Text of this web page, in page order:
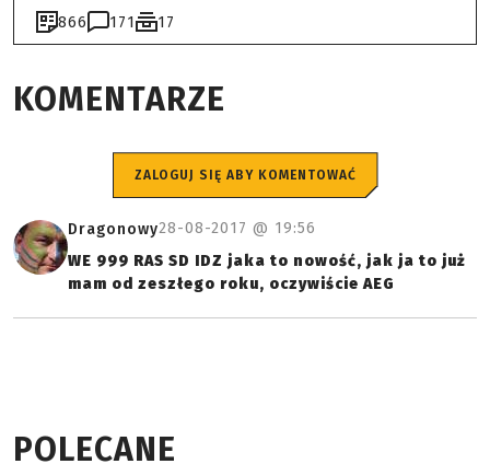
866 171 17
KOMENTARZE
ZALOGUJ SIĘ ABY KOMENTOWAĆ
Dragonowy28-08-2017 @ 19:56
WE 999 RAS SD IDZ jaka to nowość, jak ja to już
mam od zeszłego roku, oczywiście AEG
POLECANE